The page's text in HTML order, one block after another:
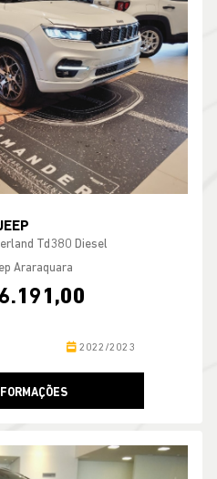
Td380 Diesel
Araraquara
2022/2023